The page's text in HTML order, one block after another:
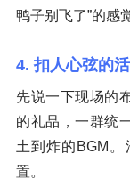
鸭子别飞了”的感
4. 扣人心弦的
先说一下现场的
的礼品，一群统
土到炸的BGM
置。